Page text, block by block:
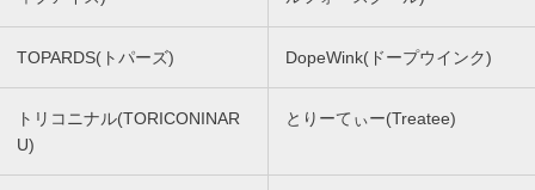
TOPARDS(トパーズ) DopeWink(ドープウインク)
トリコニナル(TORICONINAR
U)
とりーてぃー(Treatee)